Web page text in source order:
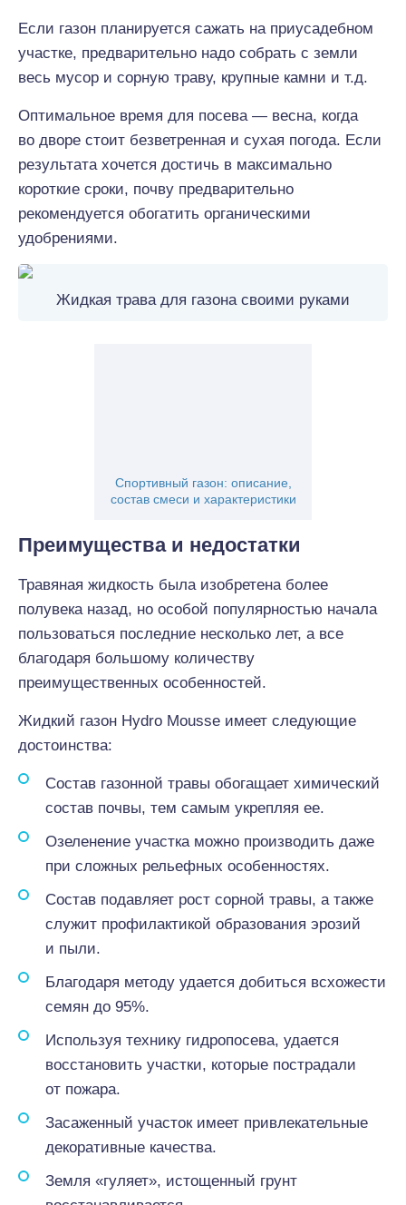
Если газон планируется сажать на приусадебном
участке, предварительно надо собрать с земли
весь мусор и сорную траву, крупные камни и т.д.
Оптимальное время для посева — весна, когда
во дворе стоит безветренная и сухая погода. Если
результата хочется достичь в максимально
короткие сроки, почву предварительно
рекомендуется обогатить органическими
удобрениями.
Жидкая трава для газона своими руками
Спортивный газон: описание,
состав смеси и характеристики
Преимущества и недостатки
Травяная жидкость была изобретена более
полувека назад, но особой популярностью начала
пользоваться последние несколько лет, а все
благодаря большому количеству
преимущественных особенностей.
Жидкий газон Hydro Mousse имеет следующие
достоинства:
Состав газонной травы обогащает химический
состав почвы, тем самым укрепляя ее.
Озеленение участка можно производить даже
при сложных рельефных особенностях.
Состав подавляет рост сорной травы, а также
служит профилактикой образования эрозий
и пыли.
Благодаря методу удается добиться всхожести
семян до 95%.
Используя технику гидропосева, удается
восстановить участки, которые пострадали
от пожара.
Засаженный участок имеет привлекательные
декоративные качества.
Земля «гуляет», истощенный грунт